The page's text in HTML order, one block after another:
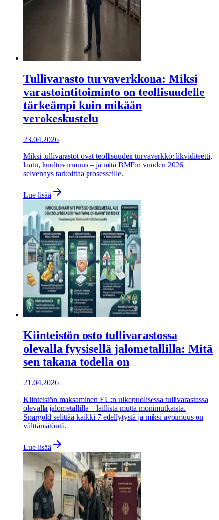
Tullivarasto turvaverkkona: Miksi
varastointitoiminto on teollisuudelle
tärkeämpi kuin mikään
verokeskustelu
23.04.2026
Miksi tullivarastot ovat teollisuuden turvaverkko: likviditeetti,
laatu, huoltovarmuus – ja mitä BMF:n vuoden 2026
selvennys tarkoittaa prosesseille.
Lue lisää
Kiinteistön osto tullivarastossa
olevalla fyysisellä jalometallilla: Mitä
sen takana todella on
21.04.2026
Kiinteistön maksaminen EU:n ulkopuolisessa tullivarastossa
olevalla jalometallilla – laillista mutta monimutkaista.
Spargold selittää kaikki 7 edellytystä ja miksi avoimuus on
välttämätöntä.
Lue lisää